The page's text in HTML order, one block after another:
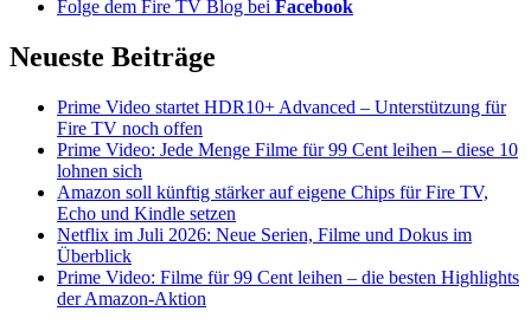
Folge dem Fire TV Blog bei Facebook
Neueste Beiträge
Prime Video startet HDR10+ Advanced – Unterstützung für
Fire TV noch offen
Prime Video: Jede Menge Filme für 99 Cent leihen – diese 10
lohnen sich
Amazon soll künftig stärker auf eigene Chips für Fire TV,
Echo und Kindle setzen
Netflix im Juli 2026: Neue Serien, Filme und Dokus im
Überblick
Prime Video: Filme für 99 Cent leihen – die besten Highlights
der Amazon-Aktion